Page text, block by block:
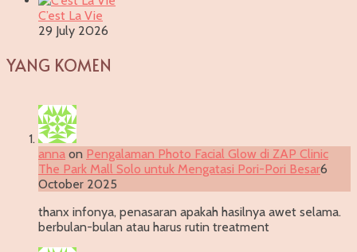
C’est La Vie
29 July 2026
YANG KOMEN
anna on Pengalaman Photo Facial Glow di ZAP Clinic
The Park Mall Solo untuk Mengatasi Pori-Pori Besar6
October 2025
thanx infonya, penasaran apakah hasilnya awet selama.
berbulan-bulan atau harus rutin treatment